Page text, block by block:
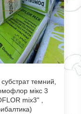
темний,
мікс 3
mix3" ,